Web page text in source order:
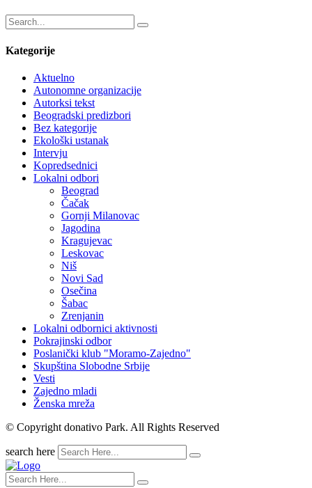
Kategorije
Aktuelno
Autonomne organizacije
Autorksi tekst
Beogradski predizbori
Bez kategorije
Ekološki ustanak
Intervju
Kopredsednici
Lokalni odbori
Beograd
Čačak
Gornji Milanovac
Jagodina
Kragujevac
Leskovac
Niš
Novi Sad
Osečina
Šabac
Zrenjanin
Lokalni odbornici aktivnosti
Pokrajinski odbor
Poslanički klub "Moramo-Zajedno"
Skupština Slobodne Srbije
Vesti
Zajedno mladi
Ženska mreža
© Copyright donativo Park. All Rights Reserved
search here